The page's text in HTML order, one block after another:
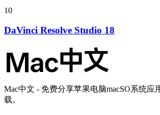
10
DaVinci Resolve Studio 18
Mac中文 - 免费分享苹果电脑macSO系统应
载。